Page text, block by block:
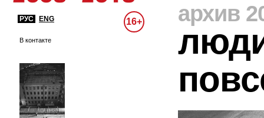
РУС ENG 16+
В контакте
архив